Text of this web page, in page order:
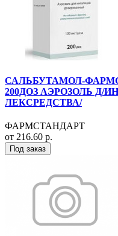
САЛЬБУТАМОЛ-
200ДОЗ АЭРОЗОЛЬ Д/
ЛЕКСРЕДСТВА/
ФАРМСТАНДАРТ
от 216.60 р.
Под заказ